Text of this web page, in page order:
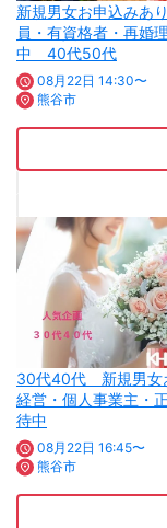
新規男女お申込みあ
員・有資格者・再婚
中 40代50代
08月22日 14:30〜
熊谷市
30代40代 新規男女
経営・個人事業主・
待中
08月22日 16:45〜
熊谷市